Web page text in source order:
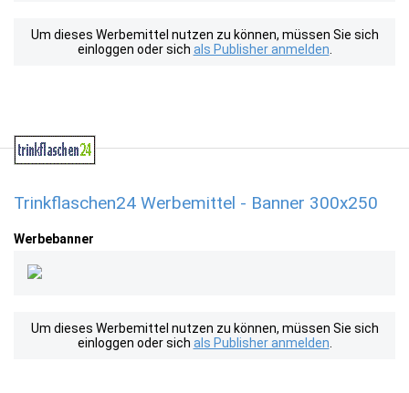
Um dieses Werbemittel nutzen zu können, müssen Sie sich
einloggen oder sich als Publisher anmelden
Trinkflaschen24 Werbemittel - Banner 300x250
Werbebanner
Um dieses Werbemittel nutzen zu können, müssen Sie sich
einloggen oder sich als Publisher anmelden